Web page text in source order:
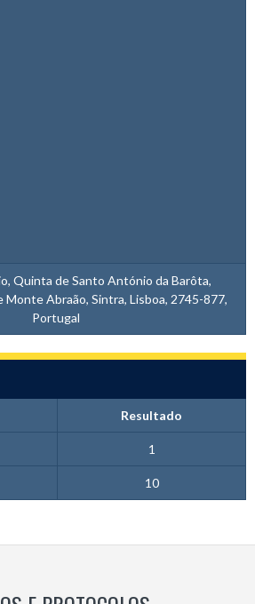
Quinta de Santo António da Barôta,
Monte Abraão, Sintra, Lisboa, 2745-877,
Portugal
Resultado
1
10